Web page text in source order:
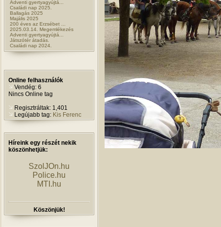
Adventi gyertyagyújtá...
Családi nap 2025.
Ballagás 2025
Majális 2025
200 éves az Erzsébet ...
2025.03.14. Megemlékezés
Adventi gyertyagyújtá...
Játszótér átadás.
Családi nap 2024.
Online felhasználók
Vendég: 6
Nincs Online tag
Regisztráltak: 1,401
Legújabb tag: Kis Ferenc
Híreink egy részét nekik
köszönhetjük:
SzolJOn.hu
Police.hu
MTI.hu
Köszönjük!